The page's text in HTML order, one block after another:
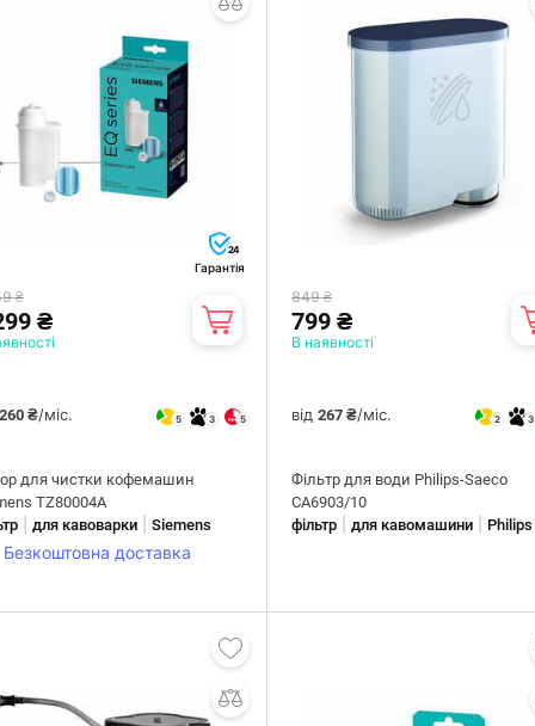
24
Гарантія
₴
₴
260 ₴/міс. 5 3 5
для чистки кофемашин
TZ80004A
для кавоварки Siemens
Безкоштовна доставка
849 ₴
799 ₴
В наявності
від267 ₴/міс. 2 3
Фільтр для води Philips-Saeco
CA6903/10
фільтр |для кавомашини Philips